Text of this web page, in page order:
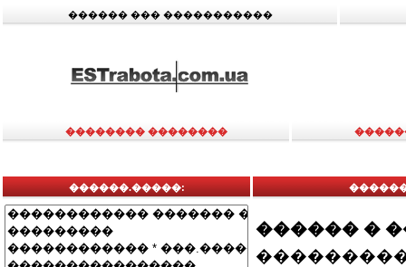
������ ��� �����������
�������� ��������
������.�����:
������ �